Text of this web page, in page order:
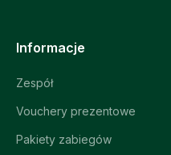
Informacje
Zespół
Vouchery prezentowe
Pakiety zabiegów